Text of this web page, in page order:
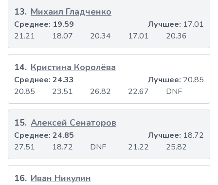
13. Михаил Гладченко
21.21 18.07 20.34 17.01 20.36
Среднее: 19.59 Лучшее: 17.01
14. Кристина Королёва
20.85 23.51 26.82 22.67 DNF
Среднее: 24.33 Лучшее: 20.85
15. Алексей Сенаторов
27.51 18.72 DNF 21.22 25.82
Среднее: 24.85 Лучшее: 18.72
16. Иван Никулин